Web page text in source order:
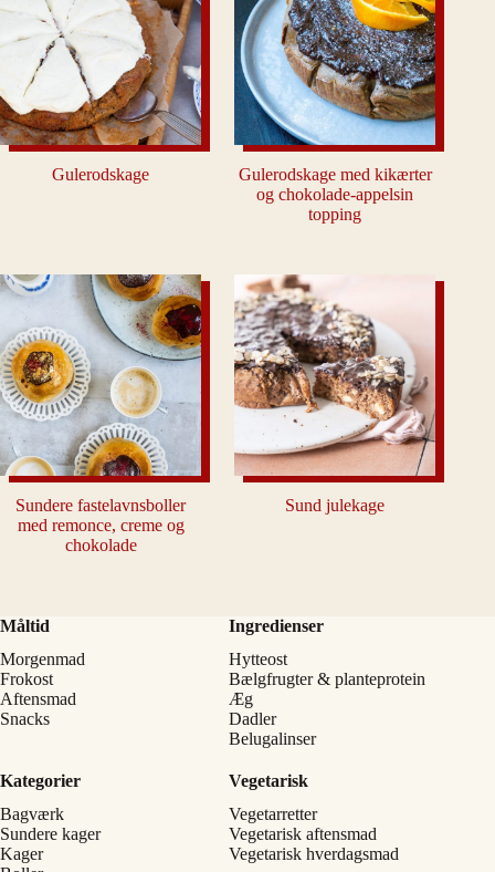
Gulerodskage
Gulerodskage med kikærter
og chokolade-appelsin
topping
Sundere fastelavnsboller
med remonce, creme og
chokolade
Sund julekage
Måltid
Morgenmad
Frokost
Aftensmad
Snacks
Ingredienser
Hytteost
Bælgfrugter & planteprotein
Æg
Dadler
Belugalinser
Kategorier
Bagværk
Sundere kager
Kager
Vegetarisk
Vegetarretter
Vegetarisk aftensmad
Vegetarisk hverdagsmad